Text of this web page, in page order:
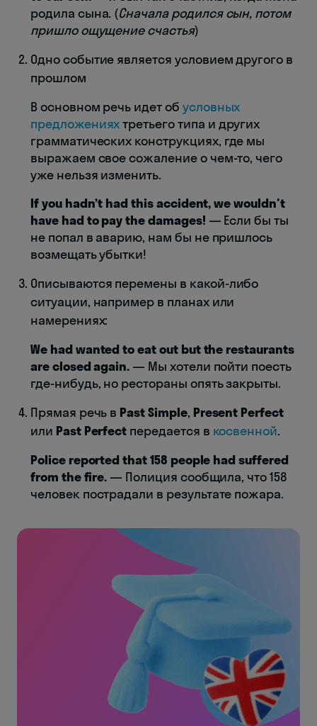
родила сына. (Сначала родился сын, потом
пришло ощущение счастья)
Одно событие является условием другого в
прошлом
В основном речь идет об условных
предложенияхтретьего типа и других
грамматических конструкциях, где мы
выражаем свое сожаление о чем-то, чего
уже нельзя изменить.
If you hadn’t had this accident, we wouldn't
have had to pay the damages! — Если бы ты
не попал в аварию, нам бы не пришлось
возмещать убытки!
Описываются перемены в какой-либо
ситуации, например в планах или
намерениях:
We had wanted to eat out but the restaurants
are closed again. — Мы хотели пойти поесть
где-нибудь, но рестораны опять закрыты.
Прямая речь в Past Simple, Present Perfect
или Past Perfect передается в косвенной.
Police reported that 158 people had suffered
from the fire. — Полиция сообщила, что 158
человек пострадали в результате пожара.